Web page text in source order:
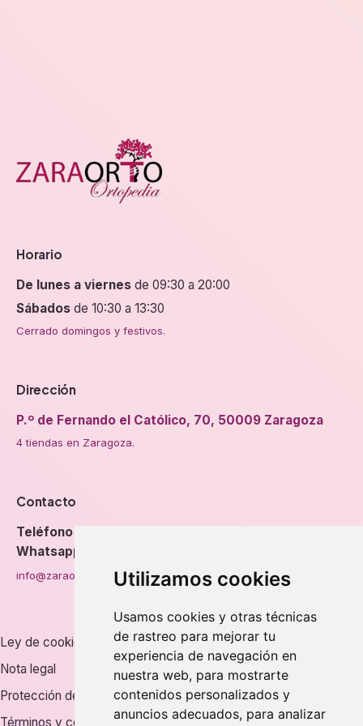
Utilizamos cookies
Usamos cookies y otras técnicas
de rastreo para mejorar tu
experiencia de navegación en
nuestra web, para mostrarte
contenidos personalizados y
anuncios adecuados, para analizar
Horario
De lunes a viernes de 09:30 a 20:00
Sábados de 10:30 a 13:30
Cerrado domingos y festivos.
Dirección
P.º de Fernando el Católico, 70, 50009 Zaragoza
4 tiendas en Zaragoza.
Contacto
Teléfono
Whatsapp
info@zaraorto.com
Ley de cookies
Nota legal
Protección de datos
Términos y condiciones